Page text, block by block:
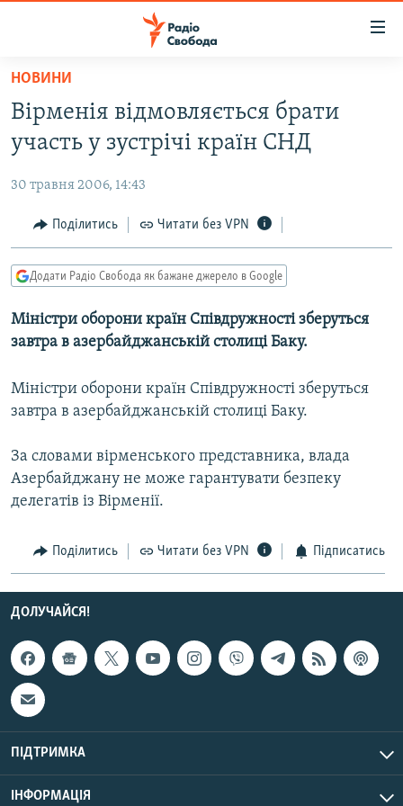
Перейти
основного
матеріалу
Перейти
до
навігації
Перейти
до
ВСЕ ЗА ДОБУ
ПОЛІТИКА
ЕКОНОМІКА
КУЛЬТУРА
СПОРТ
УКРАЇНА
СВІТ
ВІЙНА
РОСІЙСЬКА «ФІЛЬТРАЦІЯ»
КРИМ.РЕАЛІЇ
ТИ ЯК?
СХЕМИ
КИТАЙ.ВИКЛИКИ
МУЛЬТИМЕДІА
ФОТО
СПЕЦПРОЄКТИ
РУС
УКР
КТАТ
ДОЛУЧАЙСЯ!
НОВИНИ
Вірменія відмовляється брати
участь у зустрічі країн СНД
30 травня 2006, 14:43
Поділитись Читати без VPN
Додати Радіо Свобода як бажане джерело в Google
Міністри оборони країн Співдружності зберуться
завтра в азербайджанській столиці Баку.
Міністри оборони країн Співдружності зберуться
завтра в азербайджанській столиці Баку.
За словами вірменського представника, влада
Азербайджану не може гарантувати безпеку
делегатів із Вірменії.
Поділитись Читати без VPN Підписатись
ДОЛУЧАЙСЯ!
ПІДТРИМКА
ІНФОРМАЦІЯ